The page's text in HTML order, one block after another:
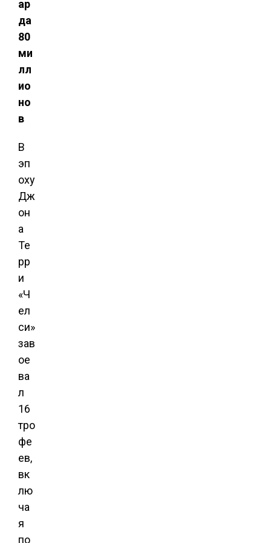
ар
да
80
ми
лл
ио
но
в
В
эп
оху
Дж
он
а
Те
рр
и
«Ч
ел
си»
зав
ое
ва
л
16
тро
фе
ев,
вк
лю
ча
я
по